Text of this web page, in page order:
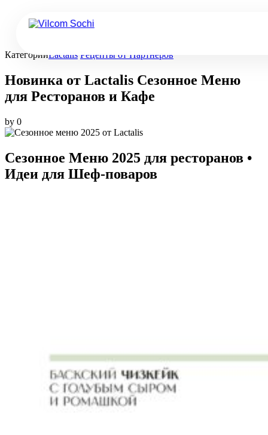
КатегорииLactalis Рецепты от Партнёров
Новинка от Lactalis Сезонное Меню
для Ресторанов и Кафе
by 0
Сезонное Меню 2025 для ресторанов •
Идеи для Шеф-поваров